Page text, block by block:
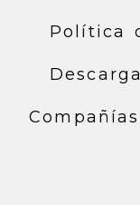
Política